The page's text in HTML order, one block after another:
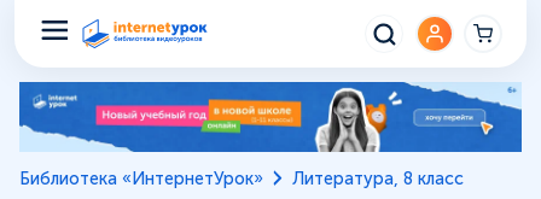
Библиотека «ИнтернетУрок» Литература, 8 класс